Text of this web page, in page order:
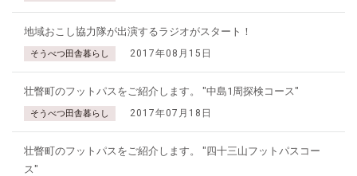
地域おこし協力隊が出演するラジオがスタート！
そうべつ田舎暮らし 2017年08月15日
壮瞥町のフットパスをご紹介します。 "中島1周探検コース"
そうべつ田舎暮らし 2017年07月18日
壮瞥町のフットパスをご紹介します。 "四十三山フットパスコー
ス"